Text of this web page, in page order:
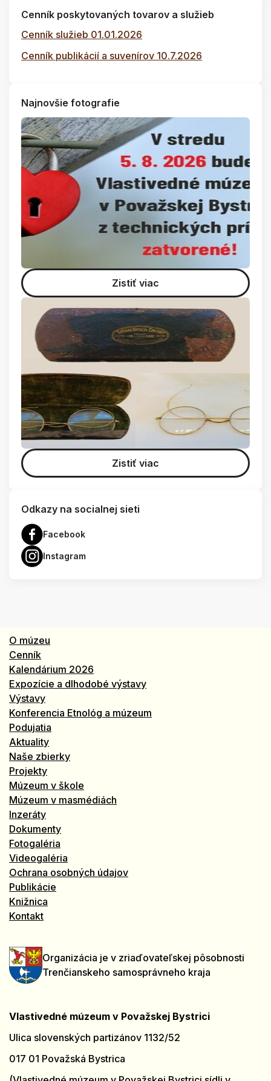
Cenník poskytovaných tovarov a služieb
Cenník služieb 01.01.2026
Cenník publikácií a suvenírov 10.7.2026
Najnovšie fotografie
Zistiť viac
Zistiť viac
Odkazy na socialnej sieti
Facebook
Instagram
O múzeu
Cenník
Kalendárium 2026
Expozície a dlhodobé výstavy
Výstavy
Konferencia Etnológ a múzeum
Podujatia
Aktuality
Naše zbierky
Projekty
Múzeum v škole
Múzeum v masmédiách
Inzeráty
Dokumenty
Fotogaléria
Videogaléria
Ochrana osobných údajov
Publikácie
Knižnica
Kontakt
Organizácia je v zriaďovateľskej pôsobnosti
Trenčianskeho samosprávneho kraja
Vlastivedné múzeum v Považskej Bystrici
Ulica slovenských partizánov 1132/52
017 01 Považská Bystrica